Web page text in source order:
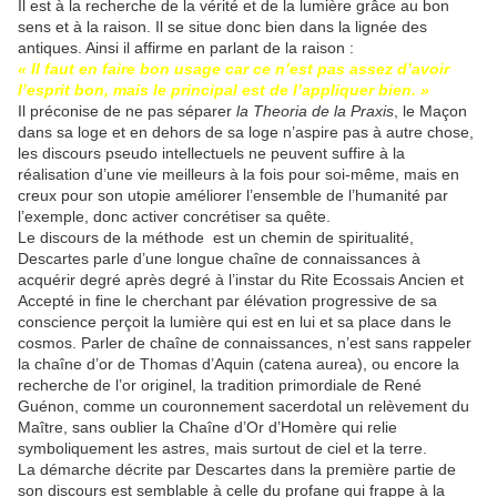
Il est à la recherche de la vérité et de la lumière grâce au bon
sens et à la raison. Il se situe donc bien dans la lignée des
antiques. Ainsi il affirme en parlant de la raison :
« Il faut en faire bon usage car ce n’est pas assez d’avoir
l’esprit bon, mais le principal est de l’appliquer bien. »
Il préconise de ne pas séparer la Theoria de la Praxis , le Maçon
dans sa loge et en dehors de sa loge n’aspire pas à autre chose,
les discours pseudo intellectuels ne peuvent suffire à la
réalisation d’une vie meilleurs à la fois pour soi-même, mais en
creux pour son utopie améliorer l’ensemble de l’humanité par
l’exemple, donc activer concrétiser sa quête.
Le discours de la méthode est un chemin de spiritualité,
Descartes parle d’une longue chaîne de connaissances à
acquérir degré après degré à l’instar du Rite Ecossais Ancien et
Accepté in fine le cherchant par élévation progressive de sa
conscience perçoit la lumière qui est en lui et sa place dans le
cosmos. Parler de chaîne de connaissances, n’est sans rappeler
la chaîne d’or de Thomas d’Aquin (catena aurea), ou encore la
recherche de l’or originel, la tradition primordiale de René
Guénon, comme un couronnement sacerdotal un relèvement du
Maître, sans oublier la Chaîne d’Or d’Homère qui relie
symboliquement les astres, mais surtout de ciel et la terre.
La démarche décrite par Descartes dans la première partie de
son discours est semblable à celle du profane qui frappe à la